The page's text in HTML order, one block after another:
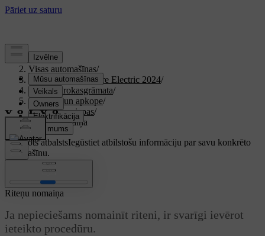
Atbalsts
Visas automašīnas/
XC40 Recharge Pure Electric 2024/
Lietotāja rokasgrāmata/
Kopšana un apkope/
Riteņi un riepas/
Riteņu nomaiņa
Pielāgots atbalstsIegūstiet atbilstošu informāciju par savu konkrēto
automašīnu.
Pierakstīties
Riteņu nomaiņa
Ja nepieciešams nomainīt riteni, ir svarīgi ievērot
ieteikto procedūru.